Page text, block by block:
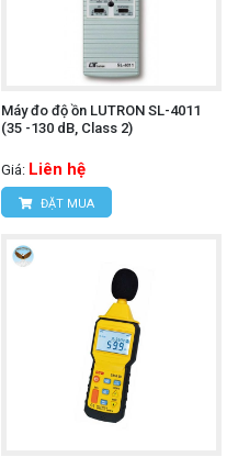
Máy đo độ ồn LUTRON SL-4011
(35 -130 dB, Class 2)
Giá: Liên hệ
ĐẶT MUA